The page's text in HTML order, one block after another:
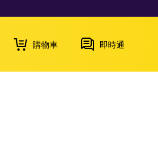
購物車 即時通